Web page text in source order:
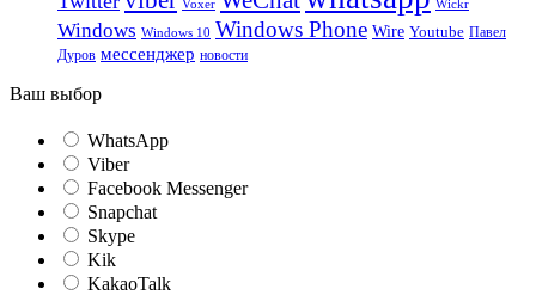
Voxer Wickr
Windows Windows 10 Windows Phone Wire Youtube Павел
Дуров мессенджер новости
Ваш выбор
WhatsApp
Viber
Facebook Messenger
Snapchat
Skype
Kik
KakaoTalk